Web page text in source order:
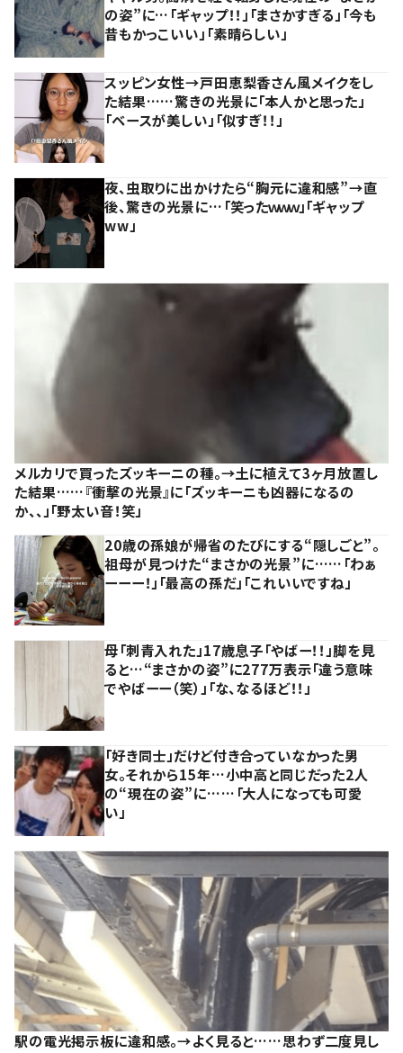
の姿”に…「ギャップ！！」「まさかすぎる」「今も
昔もかっこいい」「素晴らしい」
スッピン女性→戸田恵梨香さん風メイクをし
た結果……驚きの光景に「本人かと思った」
「ベースが美しい」「似すぎ！！」
夜、虫取りに出かけたら“胸元に違和感”→直
後、驚きの光景に…「笑ったｗｗｗ」「ギャップ
ww」
メルカリで買ったズッキーニの種。→土に植えて3ヶ月放置し
た結果……『衝撃の光景』に「ズッキーニも凶器になるの
か、、」「野太い音！笑」
20歳の孫娘が帰省のたびにする“隠しごと”。
祖母が見つけた“まさかの光景”に……「わぁ
ーーー！」「最高の孫だ」「これいいですね」
母「刺青入れた」17歳息子「やばー！！」脚を見
ると…“まさかの姿”に277万表示「違う意味
でやばーー（笑）」「な、なるほど！！」
「好き同士」だけど付き合っていなかった男
女。それから15年…小中高と同じだった2人
の“現在の姿”に……「大人になっても可愛
い」
駅の電光掲示板に違和感。→よく見ると……思わず二度見し